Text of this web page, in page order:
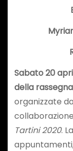
Sabato 20
della
organizzate
Tartini 2020.